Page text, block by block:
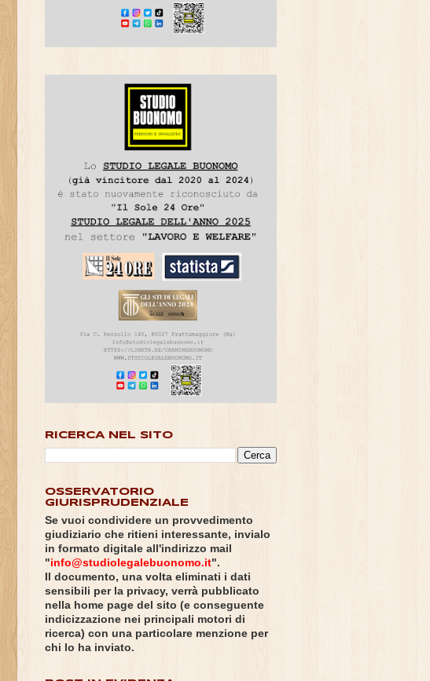
RICERCA NEL SITO
OSSERVATORIO
GIURISPRUDENZIALE
Se vuoi condividere un provvedimento
giudiziario che ritieni interessante, invialo
in formato digitale all'indirizzo mail
"info@studiolegalebuonomo.it".
Il documento, una volta eliminati i dati
sensibili per la privacy, verrà pubblicato
nella home page del sito (e conseguente
indicizzazione nei principali motori di
ricerca) con una particolare menzione per
chi lo ha inviato.